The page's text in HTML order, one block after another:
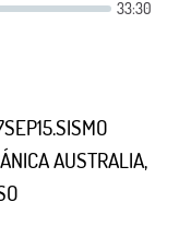
AUSTRALIA,